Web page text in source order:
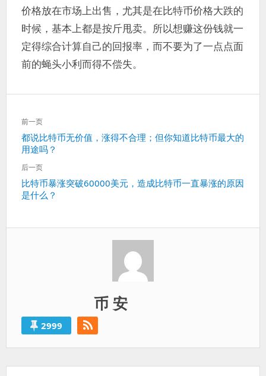
价格放在市场上出售，尤其是在比特币价格大跌的
时候，基本上都是按斤甩卖。所以想赚这份钱就一
定得综合计算自己的回报率，而不要为了一点点面
前的蝇头小利而得不偿失。
文
章
导
航
前一页
上
一
篇：
都说比特币无价值，涨得不合理；但你知道比特币最大的
用途吗？
后一页
下
一
比特币暴涨突破60000美元，造成比特币一直暴涨的原因
是什么？
币 安
2999